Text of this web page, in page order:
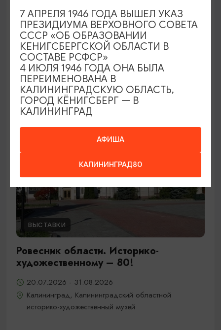
Семейный клуб выходного дня в
Морском выставочном центре
19.07.2026 - 30.08.2026, СБ 12:00, 13:00
Светлогорск, Морской выставочный центр г.
Светлогорск
ВЫСТАВКИ
Ровесник области. Историко-
художественному – 80!
20.07.2026 - 31.08.2026
Калининград, Калининградский областной
историко-художественный музей
АФИША
КАЛИНИНГРАД80
7 АПРЕЛЯ 1946 ГОДА ВЫШЕЛ УКАЗ
ПРЕЗИДИУМА ВЕРХОВНОГО СОВЕТА
СССР «ОБ ОБРАЗОВАНИИ
КЕНИГСБЕРГСКОЙ ОБЛАСТИ В
СОСТАВЕ РСФСР»
4 ИЮЛЯ 1946 ГОДА ОНА БЫЛА
ПЕРЕИМЕНОВАНА В
КАЛИНИНГРАДСКУЮ ОБЛАСТЬ,
ГОРОД КЁНИГСБЕРГ — В
КАЛИНИНГРАД